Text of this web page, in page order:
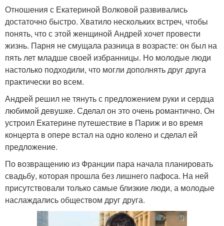
Отношения с Екатериной Волковой развивались
достаточно быстро. Хватило нескольких встреч, чтобы
понять, что с этой женщиной Андрей хочет провести
жизнь. Парня не смущала разница в возрасте: он был на
пять лет младше своей избранницы. Но молодые люди
настолько подходили, что могли дополнять друг друга
практически во всем.
Андрей решил не тянуть с предложением руки и сердца
любимой девушке. Сделал он это очень романтично. Он
устроил Екатерине путешествие в Париж и во время
концерта в опере встал на одно колено и сделал ей
предложение.
По возвращению из Франции пара начала планировать
свадьбу, которая прошла без лишнего пафоса. На ней
присутствовали только самые близкие люди, а молодые
наслаждались обществом друг друга.